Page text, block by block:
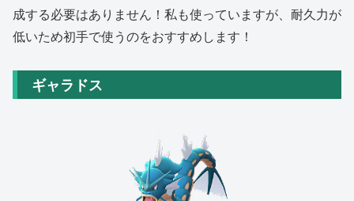
成する必要はありません！私も使っていますが、耐久力が
低いため初手で使うのをおすすめします！
ギャラドス